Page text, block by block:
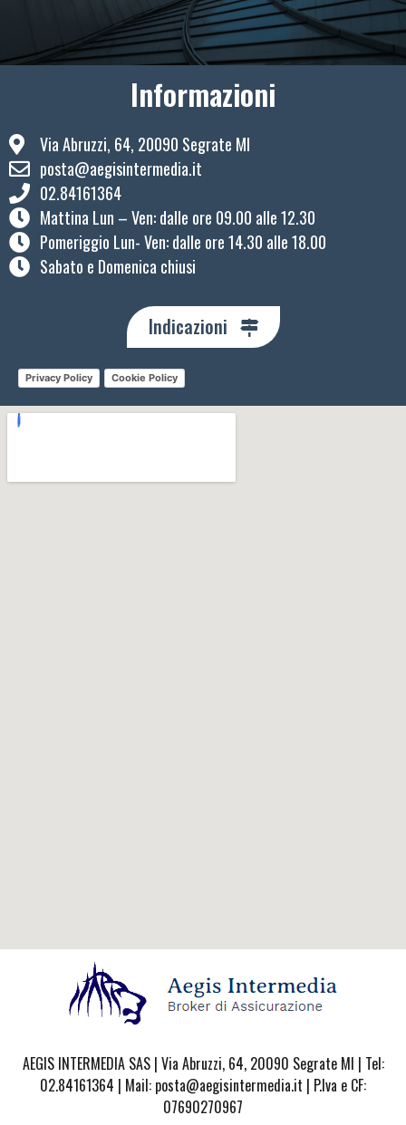
Informazioni
Via Abruzzi, 64, 20090 Segrate MI
posta@aegisintermedia.it
02.84161364
Mattina Lun – Ven: ​dalle ore 09.00 alle 12.30
Pomeriggio Lun- Ven: dalle ore 14.30 alle 18.00
Sabato e Domenica chiusi
Indicazioni
Privacy Policy Cookie Policy
AEGIS INTERMEDIA SAS | Via Abruzzi, 64, 20090 Segrate MI | Tel:
02.84161364 | Mail: posta@aegisintermedia.it | P.Iva e CF:
07690270967